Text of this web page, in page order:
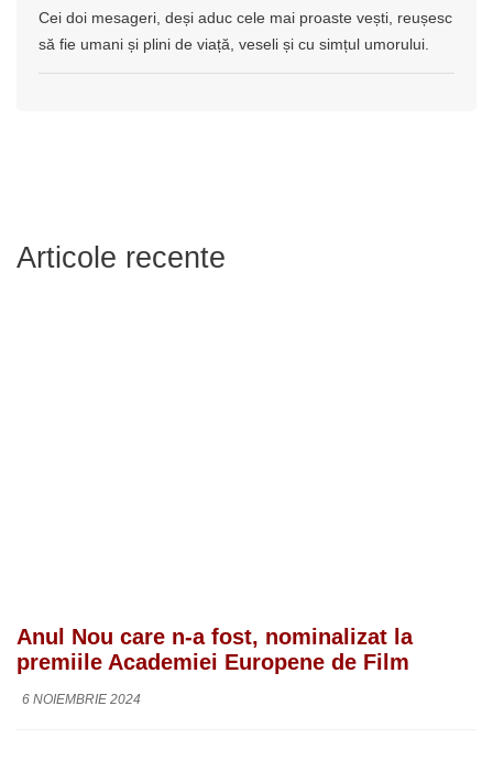
Cei doi mesageri, deși aduc cele mai proaste vești, reușesc
să fie umani și plini de viață, veseli și cu simțul umorului.
Articole recente
Anul Nou care n-a fost, nominalizat la
premiile Academiei Europene de Film
6 NOIEMBRIE 2024